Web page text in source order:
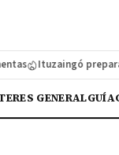
Ituzaingó prepara
GENERALGUÍA